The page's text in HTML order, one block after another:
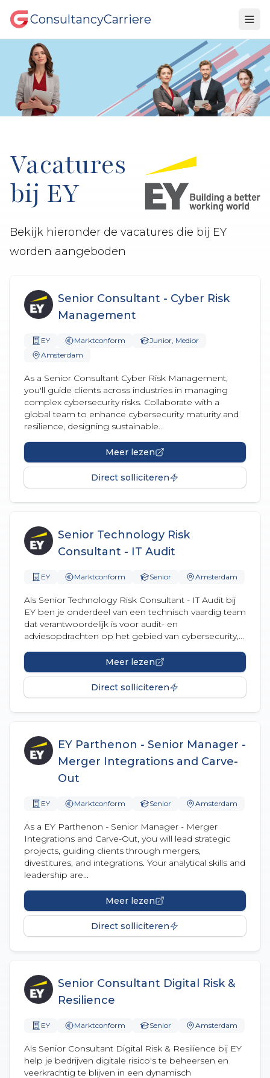
ConsultancyCarriere
Vacatures
bij EY
Bekijk hieronder de vacatures die bij EY
worden aangeboden
Senior Consultant - Cyber Risk
Management
EY Marktconform
Junior, Medior
Amsterdam
As a Senior Consultant Cyber Risk Management,
you'll guide clients across industries in managing
complex cybersecurity risks. Collaborate with a
global team to enhance cybersecurity maturity and
resilience, designing sustainable...
Meer lezen
Direct solliciteren
Senior Technology Risk
Consultant - IT Audit
EY Marktconform Senior Amsterdam
Als Senior Technology Risk Consultant - IT Audit bij
EY ben je onderdeel van een technisch vaardig team
dat verantwoordelijk is voor audit- en
adviesopdrachten op het gebied van cybersecurity,...
Meer lezen
Direct solliciteren
EY Parthenon - Senior Manager -
Merger Integrations and Carve-
Out
EY Marktconform Senior Amsterdam
As a EY Parthenon - Senior Manager - Merger
Integrations and Carve-Out, you will lead strategic
projects, guiding clients through mergers,
divestitures, and integrations. Your analytical skills and
leadership are...
Meer lezen
Direct solliciteren
Senior Consultant Digital Risk &
Resilience
EY Marktconform Senior Amsterdam
Als Senior Consultant Digital Risk & Resilience bij EY
help je bedrijven digitale risico's te beheersen en
veerkrachtig te blijven in een dynamisch